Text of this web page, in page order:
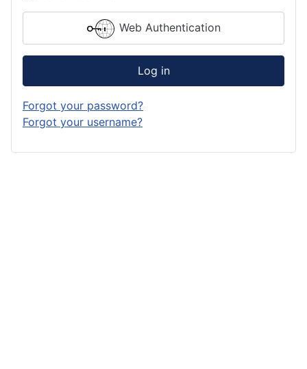
Web Authentication
Log in
Forgot your password?
Forgot your username?